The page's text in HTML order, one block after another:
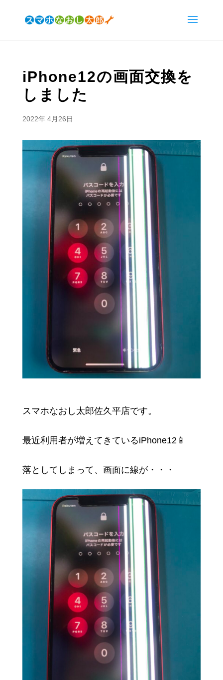
iPhone12の画面交換を
しました
2022年 4月26日
スマホなおし太郎佐久平店です。
最近利用者が増えてきているiPhone12📱
落としてしまって、画面に線が・・・